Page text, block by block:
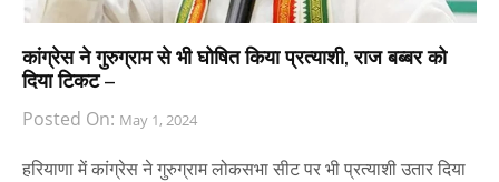
कांग्रेस ने गुरुग्राम से भी घोषित किया प्रत्याशी, राज बब्बर को
दिया टिकट –
Posted On: May 1, 2024
हरियाणा में कांग्रेस ने गुरुग्राम लोकसभा सीट पर भी प्रत्याशी उतार दिया